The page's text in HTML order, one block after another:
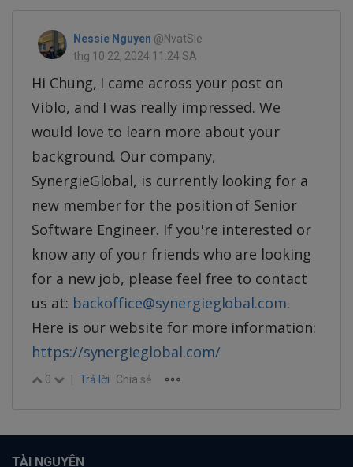
Nessie Nguyen @NvatSie
thg 10 22, 2024 11:24 SA
Hi Chung, I came across your post on
Viblo, and I was really impressed. We
would love to learn more about your
background. Our company,
SynergieGlobal, is currently looking for a
new member for the position of Senior
Software Engineer. If you're interested or
know any of your friends who are looking
for a new job, please feel free to contact
us at: backoffice@synergieglobal.com.
Here is our website for more information:
https://synergieglobal.com/
0 Trả lời Chia sẻ
TÀI NGUYÊN